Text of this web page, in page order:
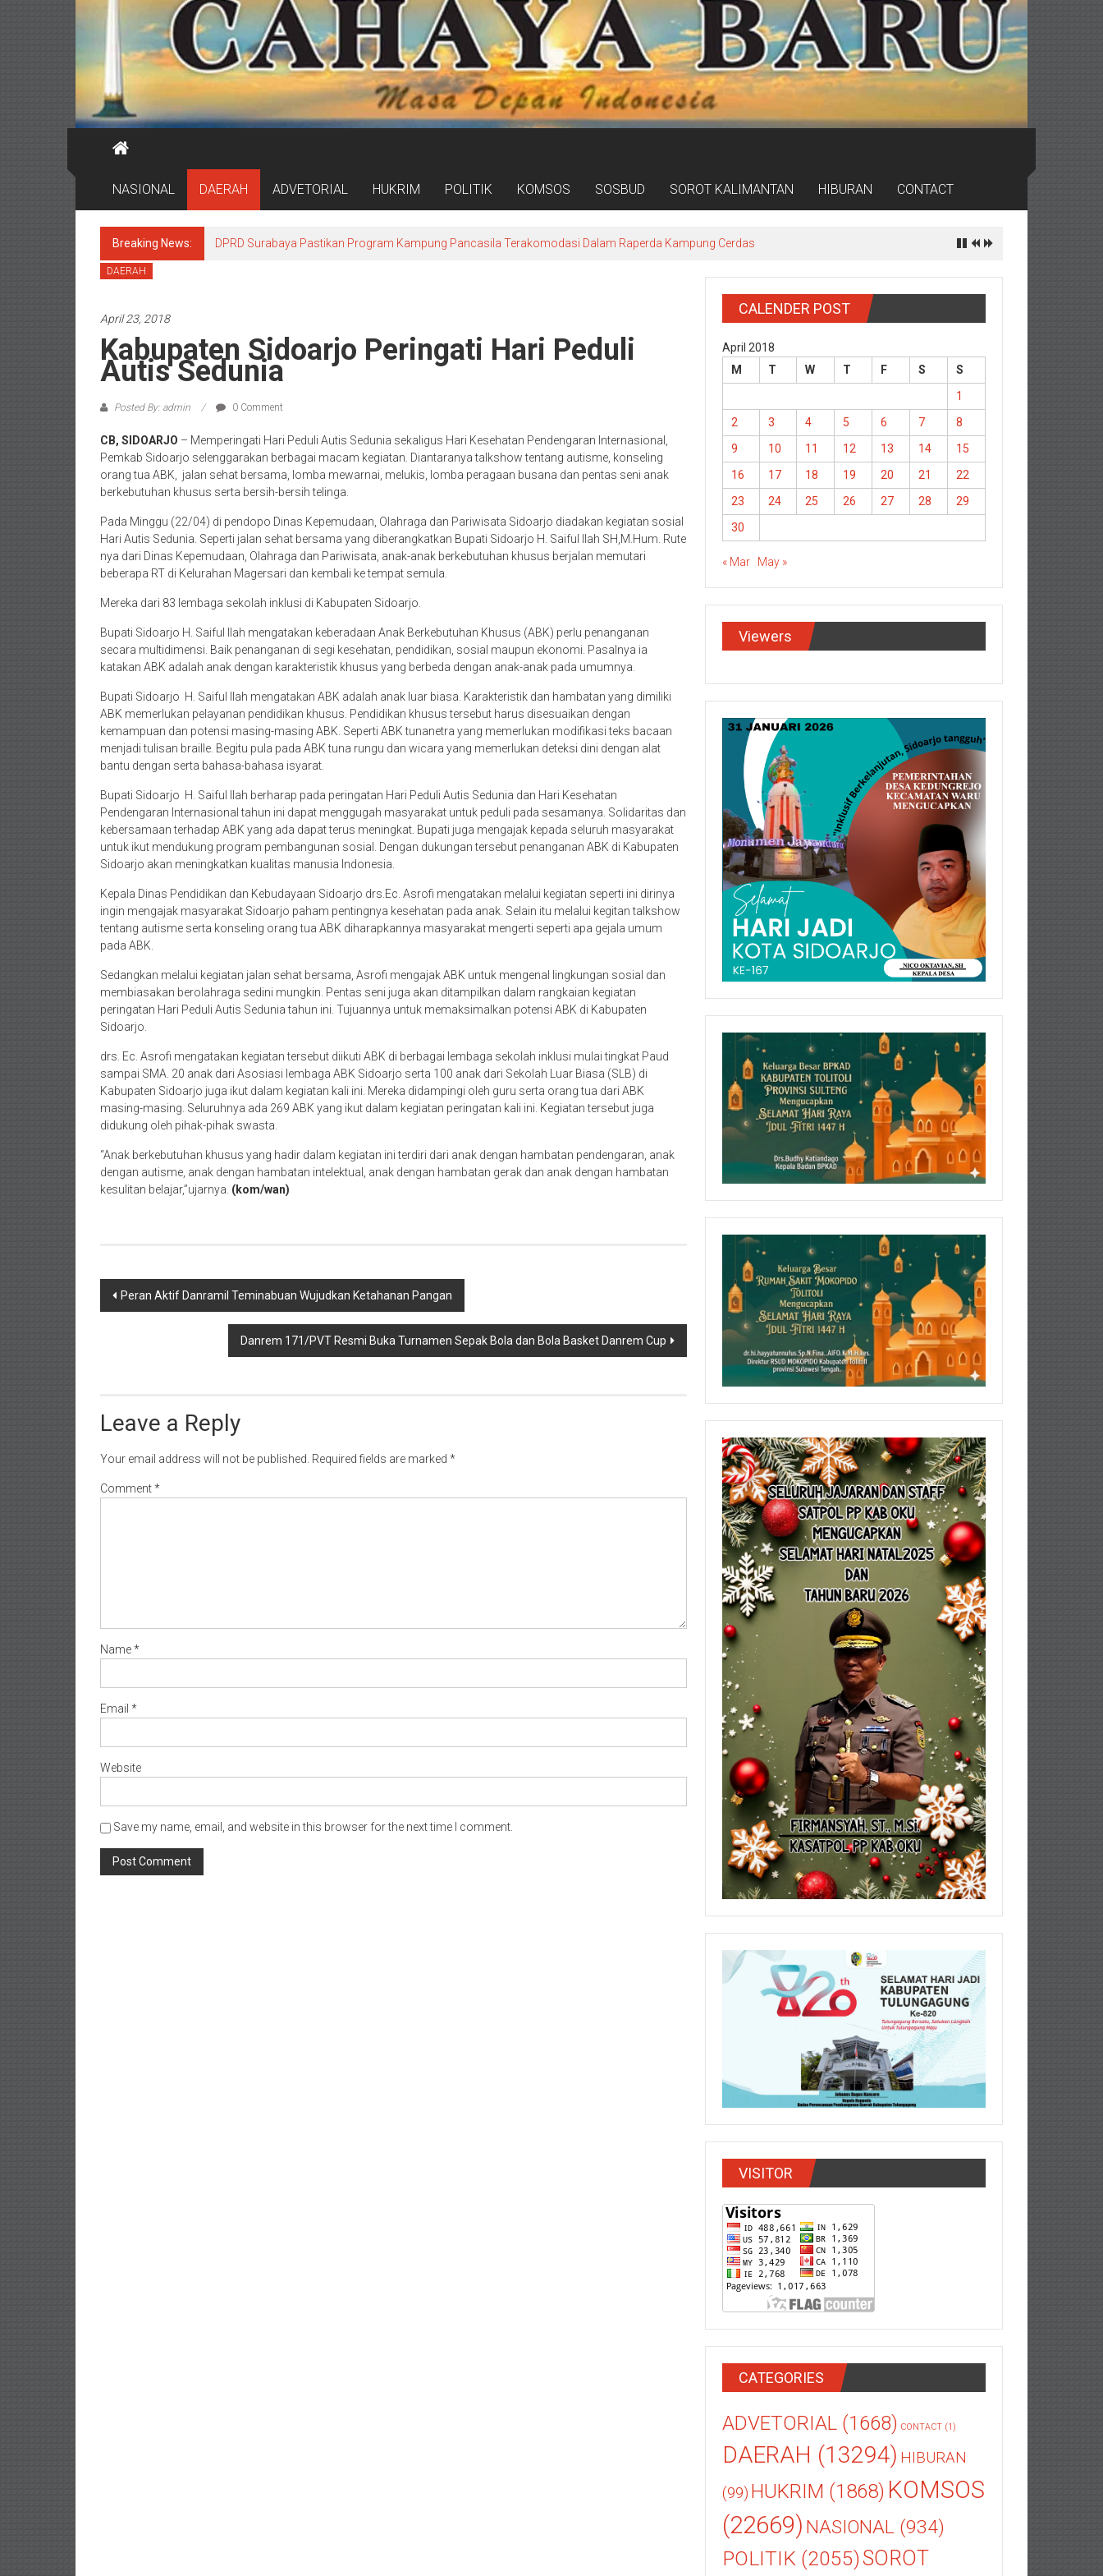
NASIONAL DAERAH ADVETORIAL HUKRIM POLITIK KOMSOS SOSBUD SOROT KALIMANTAN HIBURAN CONTACT
Breaking News: DPRD Surabaya Pastikan Program Kampung Pancasila Terakomodasi Dalam Raperda Kampung Cerdas
DAERAH
April 23, 2018
Kabupaten Sidoarjo Peringati Hari Peduli
Autis Sedunia
Posted By: admin 0 Comment
CB, SIDOARJO – Memperingati Hari Peduli Autis Sedunia sekaligus Hari Kesehatan Pendengaran Internasional,
Pemkab Sidoarjo selenggarakan berbagai macam kegiatan. Diantaranya talkshow tentang autisme, konseling
orang tua ABK, jalan sehat bersama, lomba mewarnai, melukis, lomba peragaan busana dan pentas seni anak
berkebutuhan khusus serta bersih-bersih telinga.
Pada Minggu (22/04) di pendopo Dinas Kepemudaan, Olahraga dan Pariwisata Sidoarjo diadakan kegiatan sosial
Hari Autis Sedunia. Seperti jalan sehat bersama yang diberangkatkan Bupati Sidoarjo H. Saiful Ilah SH,M.Hum. Rute
nya dari Dinas Kepemudaan, Olahraga dan Pariwisata, anak-anak berkebutuhan khusus berjalan memutari
beberapa RT di Kelurahan Magersari dan kembali ke tempat semula.
Mereka dari 83 lembaga sekolah inklusi di Kabupaten Sidoarjo.
Bupati Sidoarjo H. Saiful Ilah mengatakan keberadaan Anak Berkebutuhan Khusus (ABK) perlu penanganan
secara multidimensi. Baik penanganan di segi kesehatan, pendidikan, sosial maupun ekonomi. Pasalnya ia
katakan ABK adalah anak dengan karakteristik khusus yang berbeda dengan anak-anak pada umumnya.
Bupati Sidoarjo H. Saiful Ilah mengatakan ABK adalah anak luar biasa. Karakteristik dan hambatan yang dimiliki
ABK memerlukan pelayanan pendidikan khusus. Pendidikan khusus tersebut harus disesuaikan dengan
kemampuan dan potensi masing-masing ABK. Seperti ABK tunanetra yang memerlukan modifikasi teks bacaan
menjadi tulisan braille. Begitu pula pada ABK tuna rungu dan wicara yang memerlukan deteksi dini dengan alat
bantu dengan serta bahasa-bahasa isyarat.
Bupati Sidoarjo H. Saiful Ilah berharap pada peringatan Hari Peduli Autis Sedunia dan Hari Kesehatan
Pendengaran Internasional tahun ini dapat menggugah masyarakat untuk peduli pada sesamanya. Solidaritas dan
kebersamaan terhadap ABK yang ada dapat terus meningkat. Bupati juga mengajak kepada seluruh masyarakat
untuk ikut mendukung program pembangunan sosial. Dengan dukungan tersebut penanganan ABK di Kabupaten
Sidoarjo akan meningkatkan kualitas manusia Indonesia.
Kepala Dinas Pendidikan dan Kebudayaan Sidoarjo drs.Ec. Asrofi mengatakan melalui kegiatan seperti ini dirinya
ingin mengajak masyarakat Sidoarjo paham pentingnya kesehatan pada anak. Selain itu melalui kegitan talkshow
tentang autisme serta konseling orang tua ABK diharapkannya masyarakat mengerti seperti apa gejala umum
pada ABK.
Sedangkan melalui kegiatan jalan sehat bersama, Asrofi mengajak ABK untuk mengenal lingkungan sosial dan
membiasakan berolahraga sedini mungkin. Pentas seni juga akan ditampilkan dalam rangkaian kegiatan
peringatan Hari Peduli Autis Sedunia tahun ini. Tujuannya untuk memaksimalkan potensi ABK di Kabupaten
Sidoarjo.
drs. Ec. Asrofi mengatakan kegiatan tersebut diikuti ABK di berbagai lembaga sekolah inklusi mulai tingkat Paud
sampai SMA. 20 anak dari Asosiasi lembaga ABK Sidoarjo serta 100 anak dari Sekolah Luar Biasa (SLB) di
Kabupaten Sidoarjo juga ikut dalam kegiatan kali ini. Mereka didampingi oleh guru serta orang tua dari ABK
masing-masing. Seluruhnya ada 269 ABK yang ikut dalam kegiatan peringatan kali ini. Kegiatan tersebut juga
didukung oleh pihak-pihak swasta.
“Anak berkebutuhan khusus yang hadir dalam kegiatan ini terdiri dari anak dengan hambatan pendengaran, anak
dengan autisme, anak dengan hambatan intelektual, anak dengan hambatan gerak dan anak dengan hambatan
kesulitan belajar,”ujarnya. (kom/wan)
Post
Peran Aktif Danramil Teminabuan Wujudkan Ketahanan Pangan
Danrem 171/PVT Resmi Buka Turnamen Sepak Bola dan Bola Basket Danrem Cup
Leave a Reply
Your email address will not be published. Required fields are marked *
Comment*
Name*
Email *
Website
Save my name, email, and website in this browser for the next time I comment.
CALENDER POST
April 2018
M
T W T F S
S
1
2
3 4 5 6 7
8
9
10 11 12 13 14
15
16
17 18 19 20 21
22
23
24 25 26 27 28
29
30
« Mar May »
Viewers
VISITOR
CATEGORIES
ADVETORIAL (1668) CONTACT (1)
DAERAH (13294) HIBURAN
(99) HUKRIM (1868) KOMSOS
(22669) NASIONAL (934)
POLITIK (2055)SOROT